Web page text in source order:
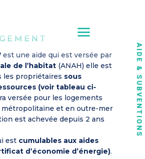
AIDE & SUBVENTIONS
LA RÉNOVATION
est une aide qui est versée par
de l’habitat (ANAH) elle est
les propriétaires sous
(voir tableau ci-
versée pour les logements
métropolitaine et en outre-mer
est achevée depuis 2 ans
est cumulables aux aides
d’économie d’énergie).